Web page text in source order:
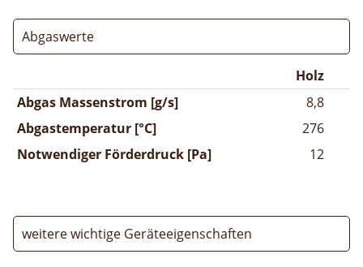
Abgaswerte
Holz
Abgas Massenstrom [g/s]
8,8
Abgastemperatur [°C]
276
Notwendiger Förderdruck [Pa]
12
weitere wichtige Geräteeigenschaften